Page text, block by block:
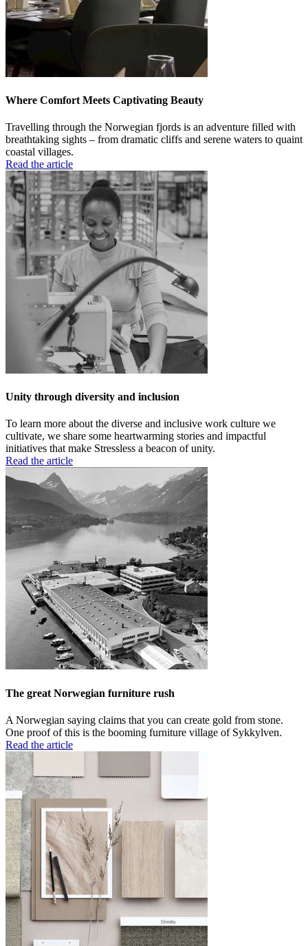
Where Comfort Meets Captivating Beauty
Travelling through the Norwegian fjords is an adventure filled with
breathtaking sights – from dramatic cliffs and serene waters to quaint
coastal villages.
Read the article
Unity through diversity and inclusion
To learn more about the diverse and inclusive work culture we
cultivate, we share some heartwarming stories and impactful
initiatives that make Stressless a beacon of unity.
Read the article
The great Norwegian furniture rush
A Norwegian saying claims that you can create gold from stone.
One proof of this is the booming furniture village of Sykkylven.
Read the article